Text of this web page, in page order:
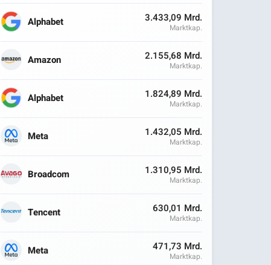
Alphabet 3.433,09 Mrd.
Marktkap.
Amazon 2.155,68 Mrd.
Marktkap.
Alphabet 1.824,89 Mrd.
Marktkap.
Meta 1.432,05 Mrd.
Marktkap.
Broadcom 1.310,95 Mrd.
Marktkap.
Tencent 630,01 Mrd.
Marktkap.
Meta 471,73 Mrd.
Marktkap.